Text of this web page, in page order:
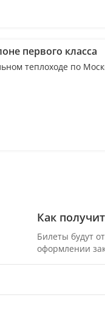
первого класса
теплоходе по
Как
Билеты будут
оформлении